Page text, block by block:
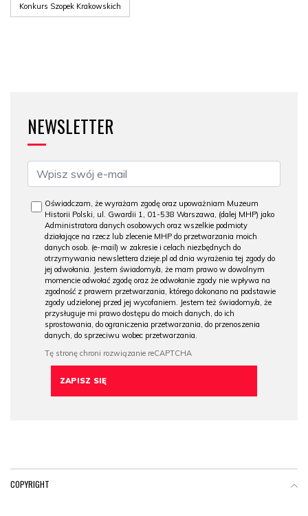
Konkurs Szopek Krakowskich
NEWSLETTER
Oświadczam, że wyrażam zgodę oraz upoważniam Muzeum
Historii Polski, ul. Gwardii 1, 01-538 Warszawa, (dalej MHP) jako
Administratora danych osobowych oraz wszelkie podmioty
działające na rzecz lub zlecenie MHP do przetwarzania moich
danych osob. (e-mail) w zakresie i celach niezbędnych do
otrzymywania newslettera dzieje.pl od dnia wyrażenia tej zgody do
jej odwołania. Jestem świadomy/a, że mam prawo w dowolnym
momencie odwołać zgodę oraz że odwołanie zgody nie wpływa na
zgodność z prawem przetwarzania, którego dokonano na podstawie
zgody udzielonej przed jej wycofaniem. Jestem też świadomy/a, że
przysługuje mi prawo dostępu do moich danych, do ich
sprostowania, do ograniczenia przetwarzania, do przenoszenia
danych, do sprzeciwu wobec przetwarzania.
COPYRIGHT